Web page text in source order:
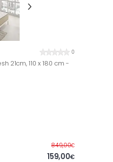
0
21cm, 110 x 180 cm -
849,00€Antes
159,00€